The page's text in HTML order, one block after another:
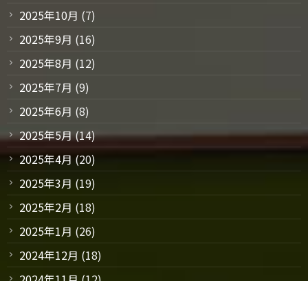
2025年10月 (7)
2025年9月 (16)
2025年8月 (12)
2025年7月 (9)
2025年6月 (8)
2025年5月(14)
2025年4月 (20)
2025年3月 (19)
2025年2月 (18)
2025年1月 (26)
2024年12月 (18)